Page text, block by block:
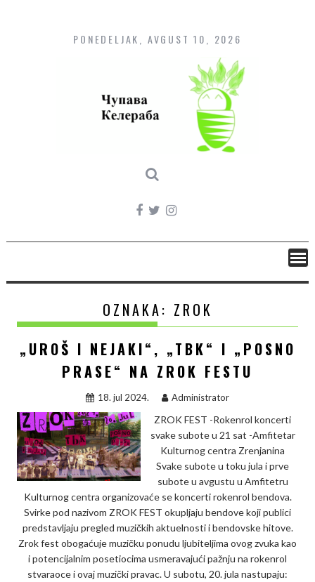
content
PONEDELJAK, AVGUST 10, 2026
OZNAKA: ZROK
„UROŠ I NEJAKI“, „TBK“ I „POSNO
PRASE“ NA ZROK FESTU
18. jul 2024. Administrator
ZROK FEST -Rokenrol koncerti
svake subote u 21 sat -Amfitetar
Kulturnog centra Zrenjanina
Svake subote u toku jula i prve
subote u avgustu u Amfitetru
Kulturnog centra organizovaće se koncerti rokenrol bendova.
Svirke pod nazivom ZROK FEST okupljaju bendove koji publici
predstavljaju pregled muzičkih aktuelnosti i bendovske hitove.
Zrok fest obogaćuje muzičku ponudu ljubiteljima ovog zvuka kao
i potencijalnim posetiocima usmeravajući pažnju na rokenrol
stvaraoce i ovaj muzički pravac. U subotu, 20. jula nastupaju: